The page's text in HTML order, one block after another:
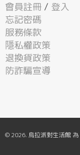
會員註冊 / 登入
忘記密碼
服務條款
隱私權政策
退換貨政策
防詐騙宣導
© 2026. 烏拉派對生活館 為